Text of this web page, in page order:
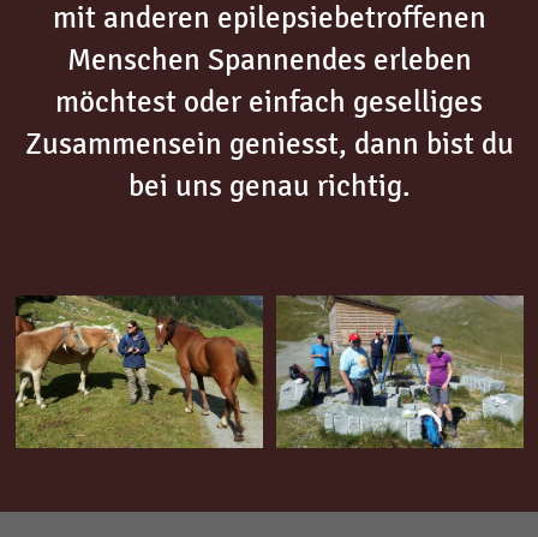
mit anderen epilepsiebetroffenen
Menschen Spannendes erleben
möchtest oder einfach geselliges
Zusammensein geniesst, dann bist du
bei uns genau richtig.